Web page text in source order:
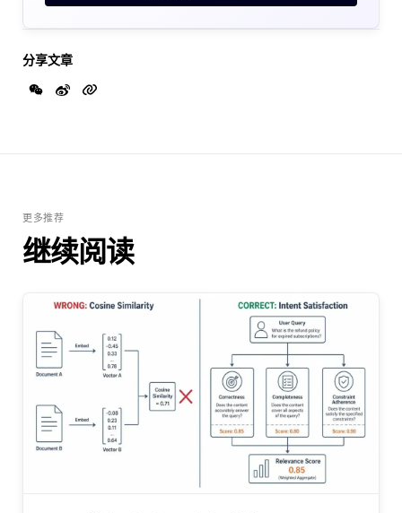
分享文章
更多推荐
继续阅读